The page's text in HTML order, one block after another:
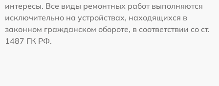
интересы. Все виды ремонтных работ выполняются
исключительно на устройствах, находящихся в
законном гражданском обороте, в соответствии со ст.
1487 ГК РФ.